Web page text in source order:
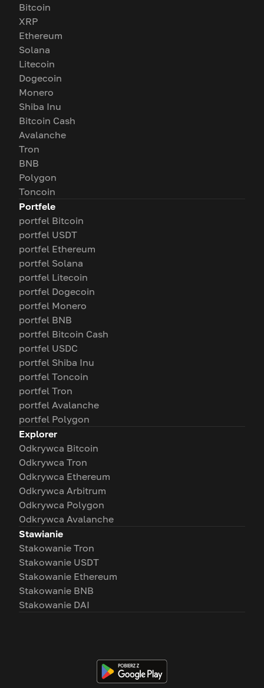
Bitcoin
XRP
Ethereum
Solana
Litecoin
Dogecoin
Monero
Shiba Inu
Bitcoin Cash
Avalanche
Tron
BNB
Polygon
Toncoin
Portfele
portfel Bitcoin
portfel USDT
portfel Ethereum
portfel Solana
portfel Litecoin
portfel Dogecoin
portfel Monero
portfel BNB
portfel Bitcoin Cash
portfel USDC
portfel Shiba Inu
portfel Toncoin
portfel Tron
portfel Avalanche
portfel Polygon
Explorer
Odkrywca Bitcoin
Odkrywca Tron
Odkrywca Ethereum
Odkrywca Arbitrum
Odkrywca Polygon
Odkrywca Avalanche
Stawianie
Stakowanie Tron
Stakowanie USDT
Stakowanie Ethereum
Stakowanie BNB
Stakowanie DAI